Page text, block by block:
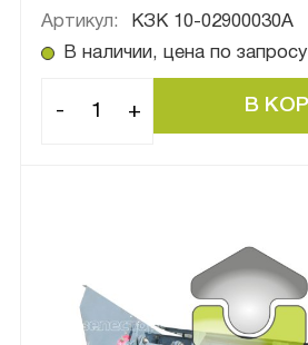
Артикул:
КЗК 10-02900030A
В наличии, цена по запросу
- +